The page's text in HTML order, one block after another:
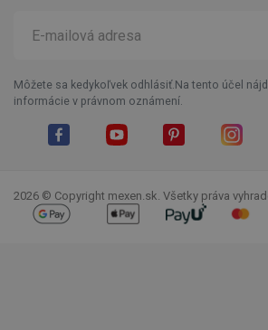
Môžete sa kedykoľvek odhlásiť.Na tento účel
informácie v právnom oznámení.
2026 © Copyright mexen.sk. Všetky práva